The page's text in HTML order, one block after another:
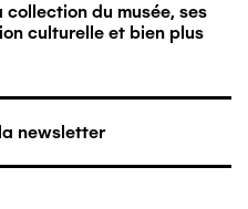
du musée, ses
culturelle et bien plus
newsletter